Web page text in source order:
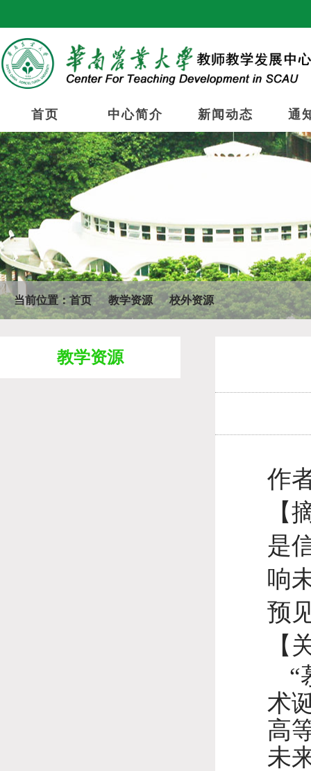
首页 中心简介 新闻动态 通
当前位置：首页 教学资源 校外资源
教学资源
作
【
是
响
预
【
“
术
高
未